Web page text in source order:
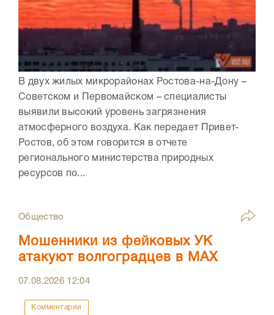
В двух жилых микрорайонах Ростова-на-Дону –
Советском и Первомайском – специалисты
выявили высокий уровень загрязнения
атмосферного воздуха. Как передает Привет-
Ростов, об этом говорится в отчете
регионального министерства природных
ресурсов по...
Общество
Мошенники из фейковых УК
атакуют волгоградцев в МАХ
07.08.2026 12:04
Комментарии